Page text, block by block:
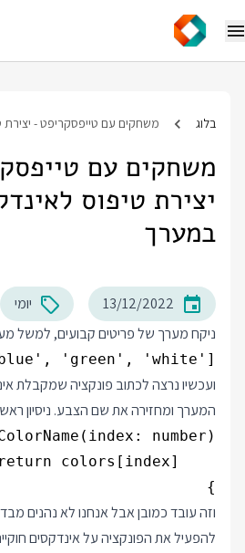
בלוג משחקים עם טייפסקריפט - יצירת
משחקים עם
יצירת טיפוס
במערך
13/12/2022
יומי
ניקח מערך של פריטים קבועים, למשל
'green', 'white'];
ועכשיו נרצה לכתוב פונקציה שמקבלת
המערך ומחזירה את שם הצבע. ניסיון
}
וזה עובד כמובן אבל אנחנו לא נהנים
להפעיל את הפונקציה על אינדקסים